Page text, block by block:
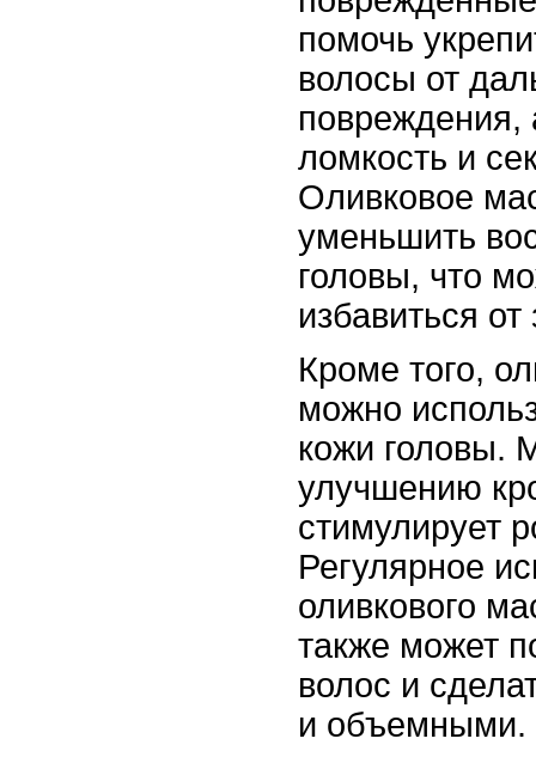
помочь
волосы от
повреждения,
ломкость и
Оливковое
уменьшить
головы, что
избавиться
Кроме того,
можно
кожи головы.
улучшению
стимулирует
Регулярное
оливкового
также может
волос и
и объемными.